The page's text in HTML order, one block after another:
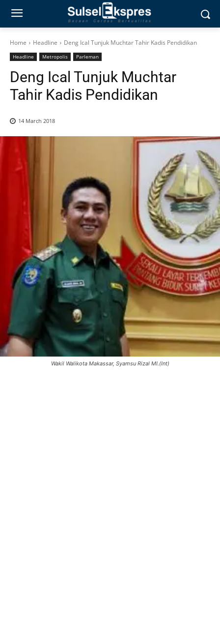
Home Headline Deng Ical Tunjuk Muchtar Tahir Kadis Pendidikan
Headline Metropolis Parleman
Deng Ical Tunjuk Muchtar
Tahir Kadis Pendidikan
14 March 2018
Wakil Walikota Makassar, Syamsu Rizal MI.(Int)